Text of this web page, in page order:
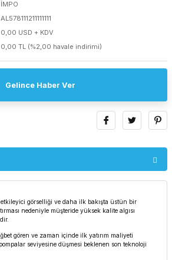
İMPO
AL578111211111111
0,00 USD + KDV
0,00 TL (%2,00 havale indirimi)
Gelince Haber Ver
görselliği ve daha ilk bakışta üstün bir
nedeniyle müşteride yüksek kalite algısı
gören ve zaman içinde ilk yatırım maliyeti
seviyesine düşmesi beklenen son teknoloji